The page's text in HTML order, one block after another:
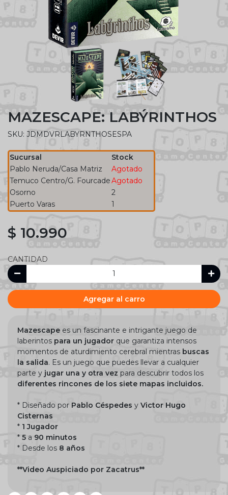
MAZESCAPE: LABÝRINTHOS
SKU: JDMDVRLABYRNTHOSESPA
Sucursal
Stock
Pablo Neruda/Casa Matriz
Agotado
Temuco Centro/G. FourcadeAgotado
Osorno
2
Puerto Varas
1
$ 10.990
CANTIDAD
Agregar al carro
Mazescape es un fascinante e intrigante juego de
laberintos para un jugador que garantiza intensos
momentos de aturdimiento cerebral mientras buscas
la salida. Es un juego que puedes llevar a cualquier
parte y jugar una y otra vez para descubrir todos los
diferentes rincones de los siete mapas incluidos.
* Diseñado por Pablo Céspedes y Victor Hugo
Cisternas
* 1 Jugador
* 5 a 90 minutos
* Desde los 8 años
**Video Auspiciado por Zacatrus**